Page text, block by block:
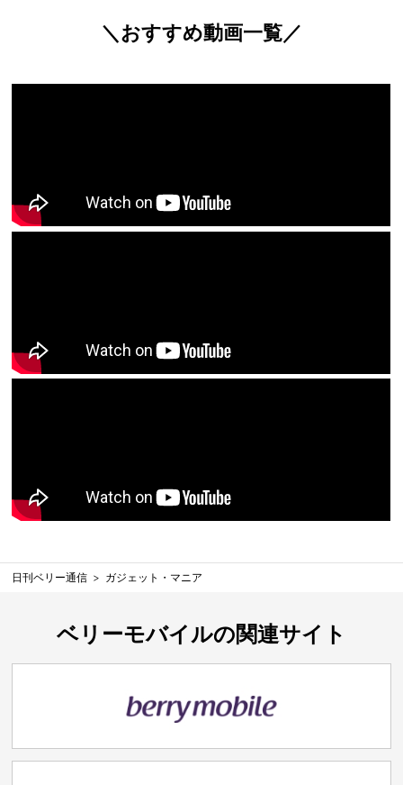
＼おすすめ動画一覧／
日刊ベリー通信 ガジェット・マニア
ベリーモバイルの関連サイト